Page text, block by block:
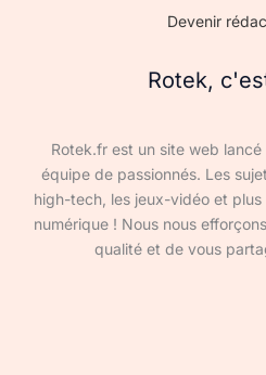
Devenir
Rotek,
Rotek.fr est un site web
équipe de passionnés. Les
high-tech, les jeux-vidéo et
numérique ! Nous nous
qualité et de vous